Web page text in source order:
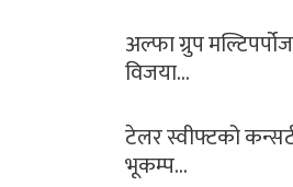
अल्फा ग्रुप मल्टिपर्पोज
विजया…
टेलर स्वीफ्टको
भूकम्प…